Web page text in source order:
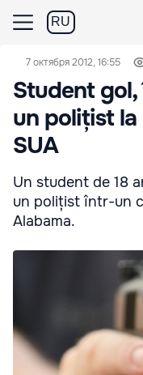
RU
7 октября 2012, 16:55
Student
un polițist
SUA
Un student de 18
un polițist într-un
Alabama.